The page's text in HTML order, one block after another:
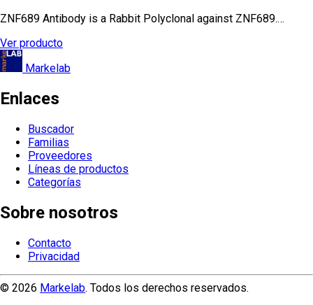
ZNF689 Antibody is a Rabbit Polyclonal against ZNF689.…
Ver producto
Markelab
Enlaces
Buscador
Familias
Proveedores
Líneas de productos
Categorías
Sobre nosotros
Contacto
Privacidad
© 2026 Markelab. Todos los derechos reservados.